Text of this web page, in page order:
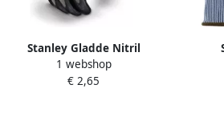
Stanley Gladde Nitril
Veiligheids Handschoenen |
SY580L EU
1 webshop
€ 2,65